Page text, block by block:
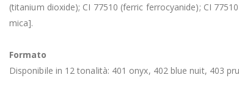
(titanium dioxide); CI 77510 (ferric ferrocyanide); CI
mica].
Formato
Disponibile in 12 tonalità: 401 onyx, 402 blue nuit, 403